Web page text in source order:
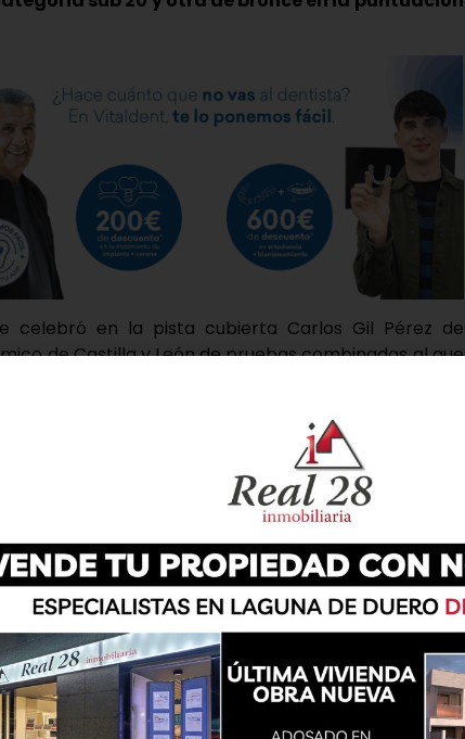
celebró en la pista cubierta Carlos Gil Pérez de
de Castilla y León de pruebas combinadas al que
La lagunera del Mónica Alejandro Pastor, debutó
la medalla de plata. Dentro de la clasificación
la deportista del Club Atletismo de Valladolid se
mejor marca en salto de altura con un resultado
At. San Sebastián, Alba Ramírez. En tercer lugar se
Sofía Martín .